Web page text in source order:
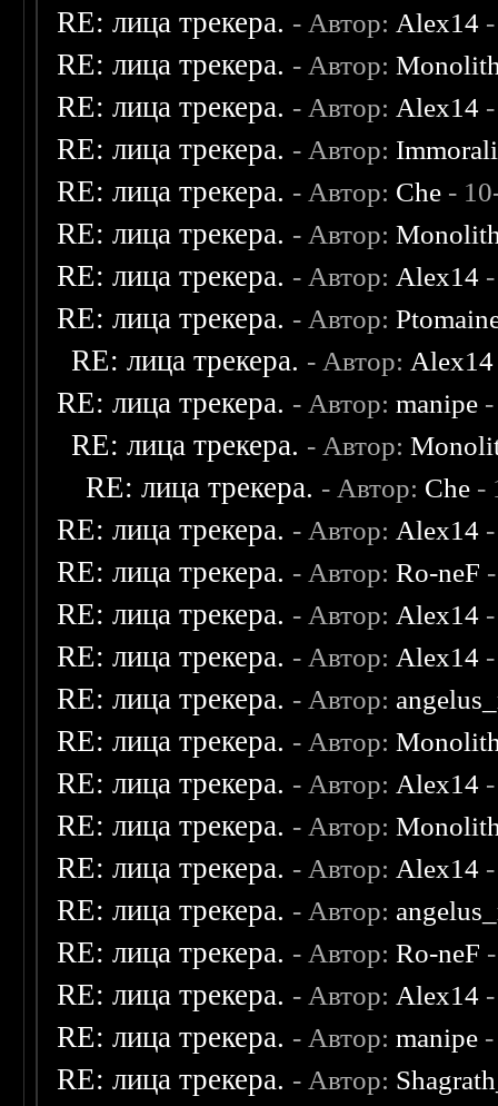
RE: лица трекера. - Автор: Alex14
RE: лица трекера. - Автор:
RE: лица трекера. - Автор: Alex14
RE: лица трекера. - Автор:
RE: лица трекера. - Автор: Che -
RE: лица трекера. - Автор:
RE: лица трекера. - Автор: Alex14
RE: лица трекера. - Автор:
RE: лица трекера. - Автор: Alex14
RE: лица трекера. - Автор:manipe
RE: лица трекера. - Автор:
RE: лица трекера. - Автор: Che -
RE: лица трекера. - Автор: Alex14
RE: лица трекера. - Автор:Ro-neF
RE: лица трекера. - Автор: Alex14
RE: лица трекера. - Автор: Alex14
RE: лица трекера. - Автор:
RE: лица трекера. - Автор:
RE: лица трекера. - Автор: Alex14
RE: лица трекера. - Автор:
RE: лица трекера. - Автор: Alex14
RE: лица трекера. - Автор:
RE: лица трекера. - Автор:Ro-neF
RE: лица трекера. - Автор: Alex14
RE: лица трекера. - Автор:manipe
RE: лица трекера. - Автор: